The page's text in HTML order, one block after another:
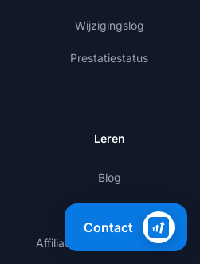
Wijzigingslog
Prestatiestatus
Leren
Blog
Affiliate marketing academy
Contact